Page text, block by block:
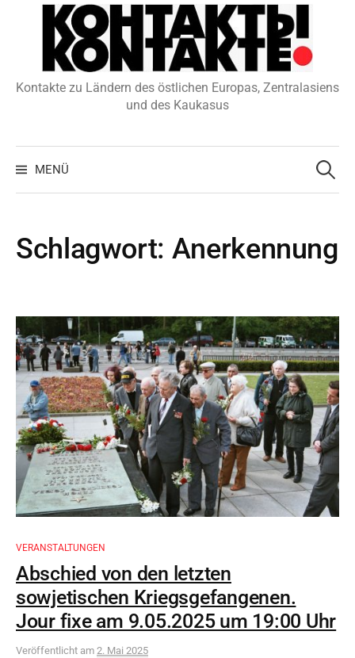
überspringen
Kontakte zu Ländern des östlichen Europas, Zentralasiens
und des Kaukasus
MENÜ
Suchen
nach:
Schlagwort: Anerkennung
VERANSTALTUNGEN
Abschied von den letzten
sowjetischen Kriegsgefangenen.
Jour fixe am 9.05.2025 um 19:00 Uhr
Veröffentlicht am 2. Mai 2025